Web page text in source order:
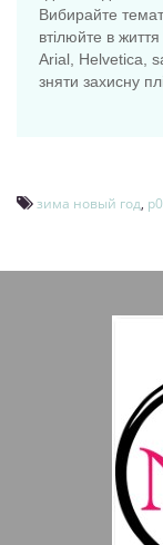
Вибирайте
втілюйте в
Arial, Helvetica,
зняти захисну
зима новый год,